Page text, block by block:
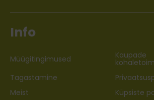
Info
Müügitingimused Kaupade
Tagastamine
Meist
Küpsiste